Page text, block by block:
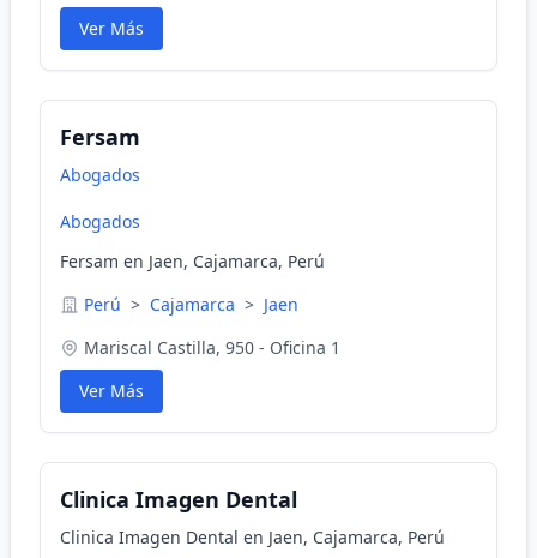
Ver Más
Fersam
Abogados
Abogados
Fersam en Jaen, Cajamarca, Perú
Perú > Cajamarca > Jaen
Mariscal Castilla, 950 - Oficina 1
Ver Más
Clinica Imagen Dental
Clinica Imagen Dental en Jaen, Cajamarca, Perú